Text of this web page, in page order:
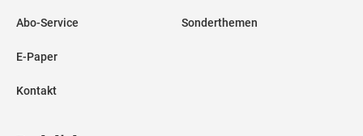
Abo-Service
E-Paper
Kontakt
Sonderthemen